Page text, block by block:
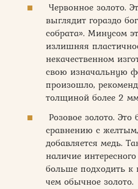
Червонное золото.
выглядит гораздо
собрата». Минусом
излишняя
некачественном
свою изначальную
произошло,
толщиной более 2
Розовое золото.
сравнению с
добавляется медь.
наличие
больше подходить к
чем обычное золото.